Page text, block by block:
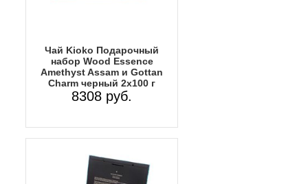
Чай Kioko Подарочный
набор Wood Essence
Amethyst Assam и Gottan
Charm черный 2х100 г
8308 руб.